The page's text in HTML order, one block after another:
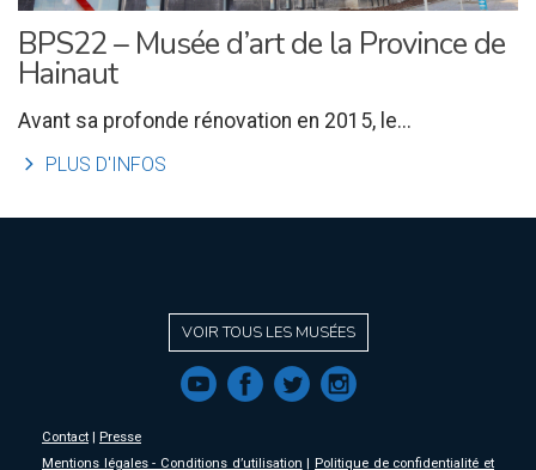
BPS22 – Musée d’art de la Province de
Hainaut
Avant sa profonde rénovation en 2015, le...
l PLUS D'INFOS
VOIR TOUS LES MUSÉES
f a b e
Contact | Presse
Mentions légales - Conditions d’utilisation | Politique de confidentialité et